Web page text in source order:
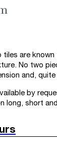
are
No two
and,
by
long, short